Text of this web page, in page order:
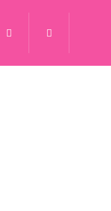
Svadobné šaty
Prihlásenie